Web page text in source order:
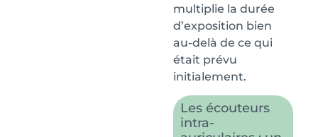
multiplie la durée
d’exposition bien
au-delà de ce qui
était prévu
initialement.
Les écouteurs
intra-